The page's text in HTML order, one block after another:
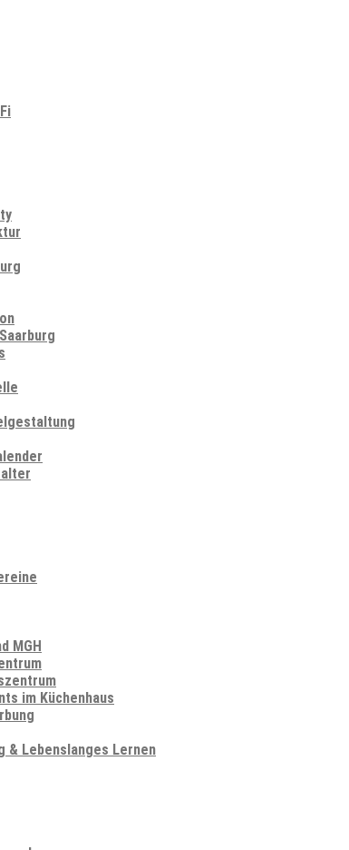
MGH
im Küchenhaus
& Lebenslanges Lernen